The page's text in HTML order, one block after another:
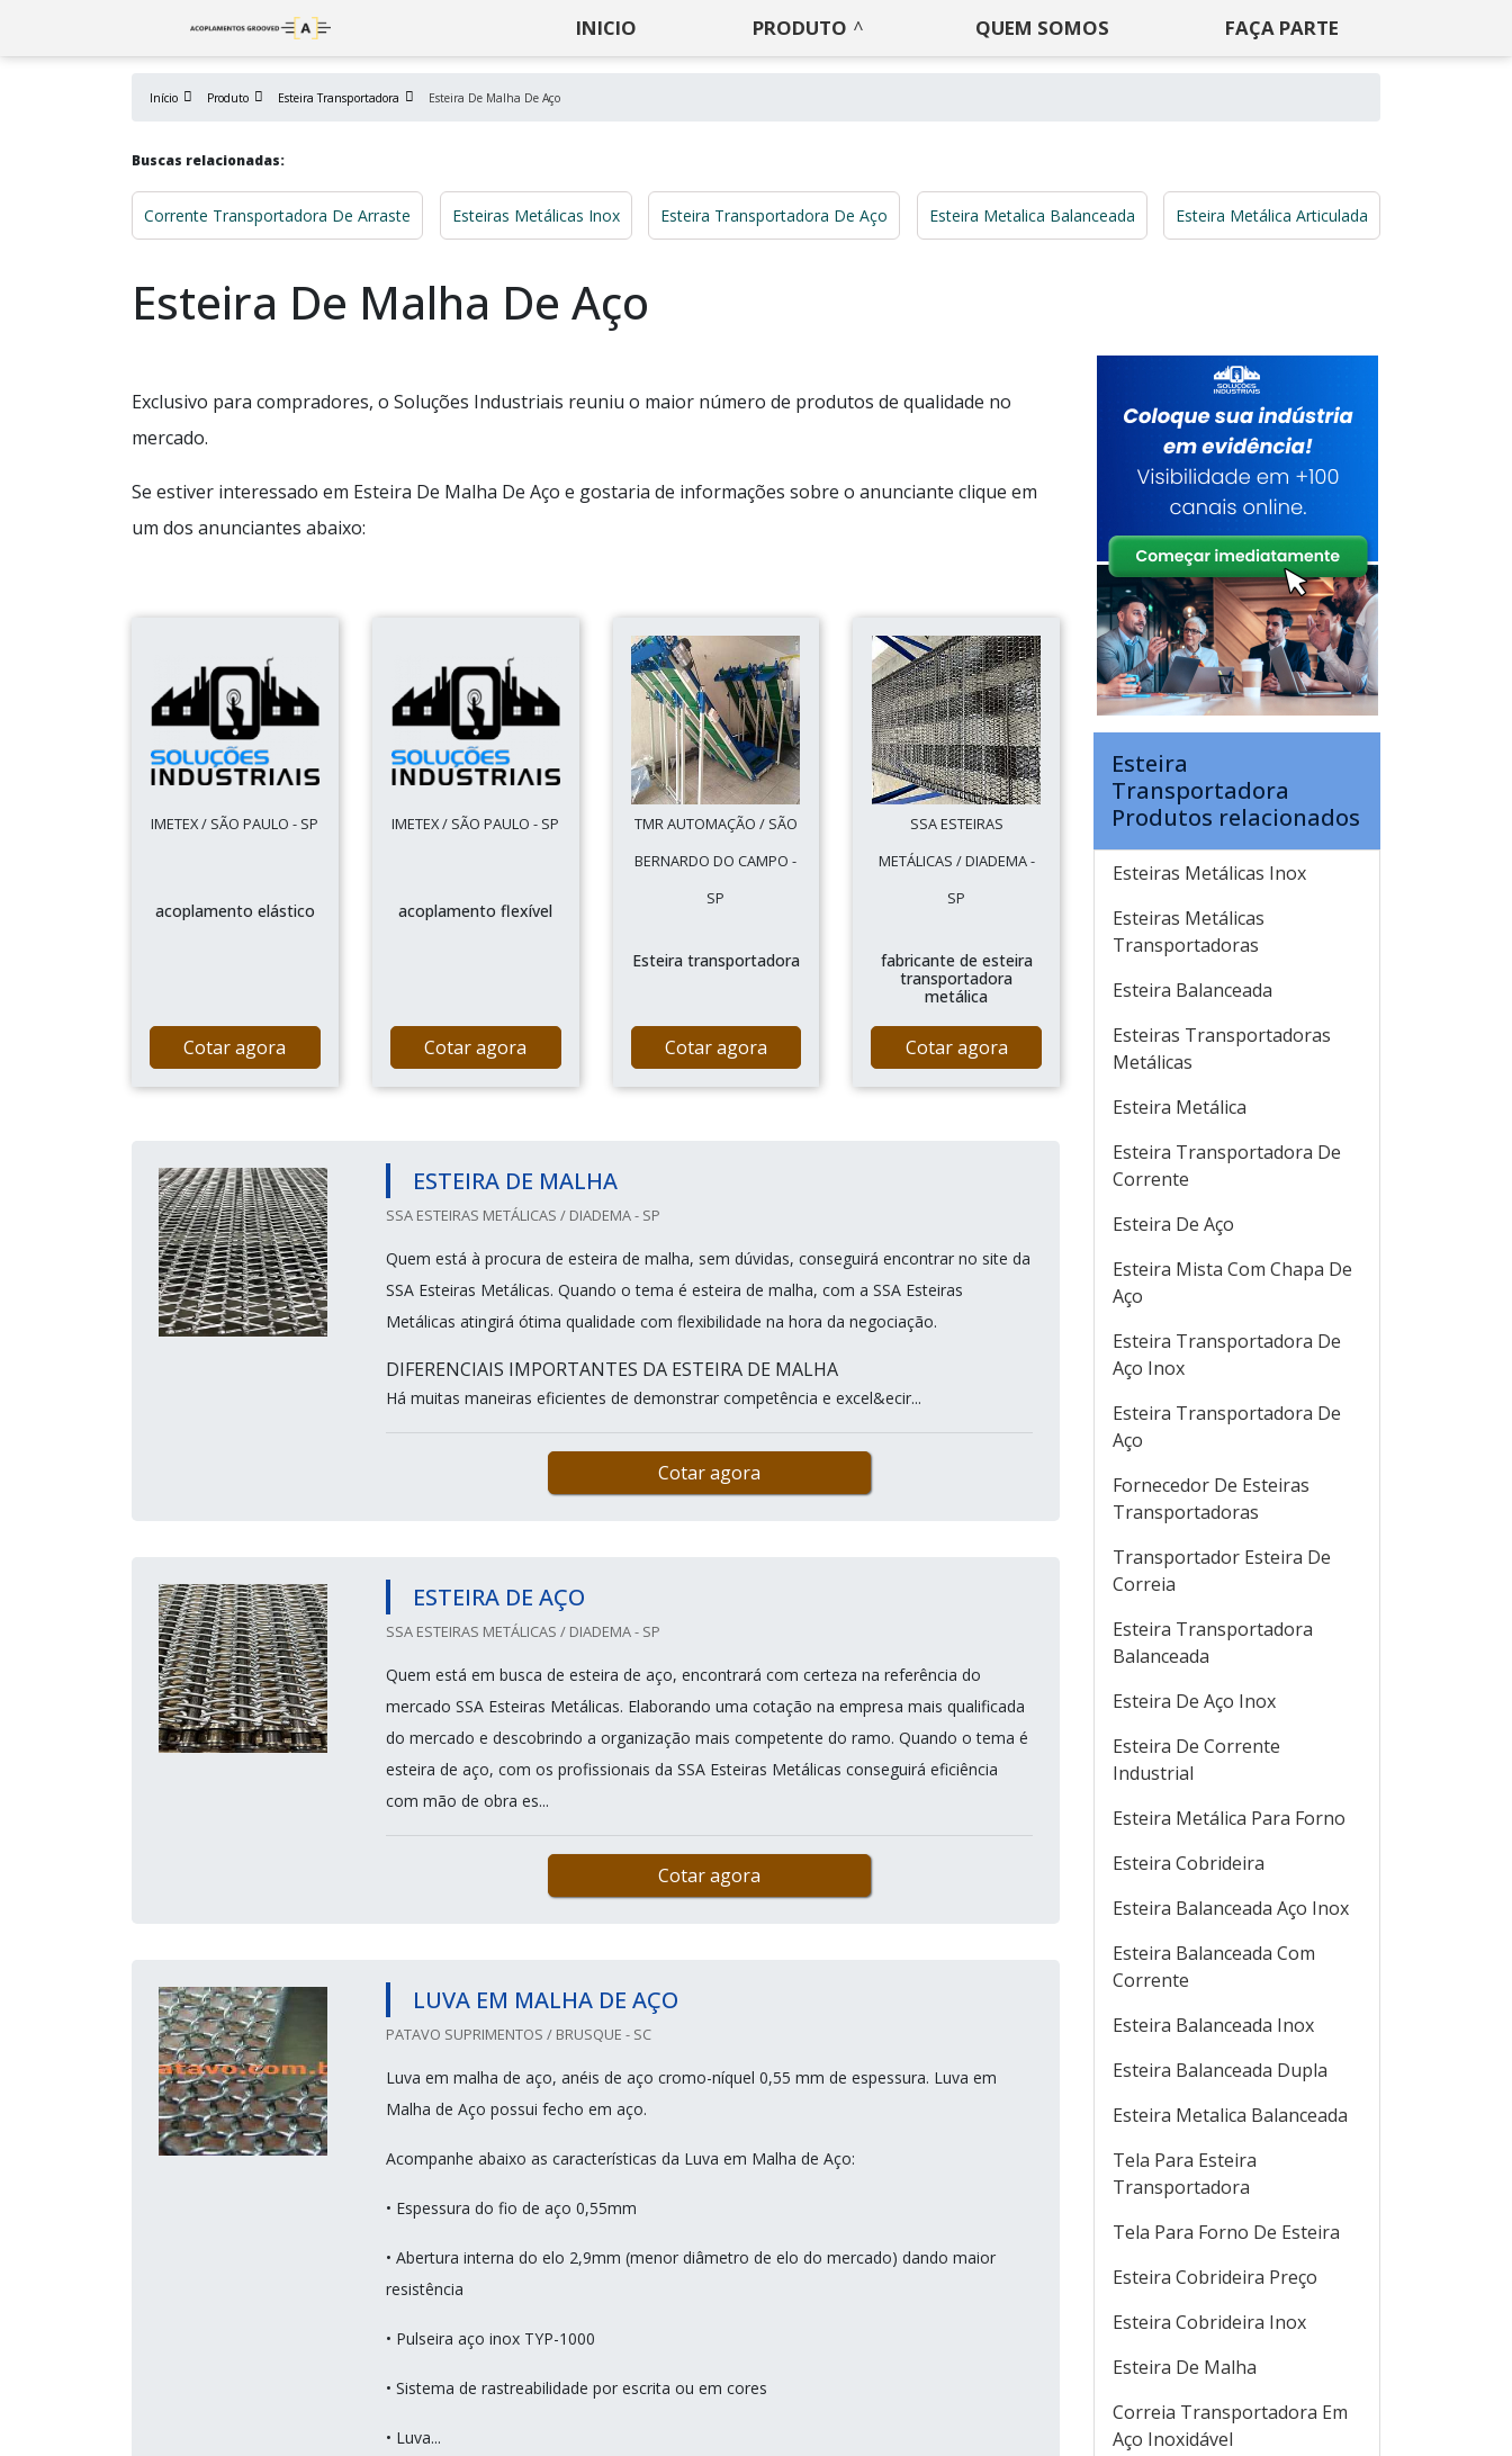
INICIO PRODUTO QUEM SOMOS FAÇA PARTE
Início Produto Esteira Transportadora Esteira De Malha De Aço
Buscas relacionadas:
Corrente Transportadora De Arraste Esteiras Metálicas Inox Esteira Transportadora De Aço Esteira Metalica Balanceada Esteira Metálica Articulada
Esteira De Malha De Aço
Exclusivo para compradores, o Soluções Industriais reuniu o maior número de produtos de qualidade no
mercado.
Se estiver interessado em Esteira De Malha De Aço e gostaria de informações sobre o anunciante clique em
um dos anunciantes abaixo:
IMETEX / SÃO PAULO - SP
acoplamento elástico
Cotar agora
IMETEX / SÃO PAULO - SP
acoplamento flexível
Cotar agora
TMR AUTOMAÇÃO / SÃO
BERNARDO DO CAMPO -
SP
Esteira transportadora
Cotar agora
SSA ESTEIRAS
METÁLICAS / DIADEMA -
SP
fabricante de esteira
transportadora
metálica
Cotar agora
ESTEIRA DE MALHA
SSA ESTEIRAS METÁLICAS / DIADEMA - SP
Quem está à procura de esteira de malha, sem dúvidas, conseguirá encontrar no site da
SSA Esteiras Metálicas. Quando o tema é esteira de malha, com a SSA Esteiras
Metálicas atingirá ótima qualidade com flexibilidade na hora da negociação.
DIFERENCIAIS IMPORTANTES DA ESTEIRA DE MALHA
Há muitas maneiras eficientes de demonstrar competência e excel&ecir...
Cotar agora
ESTEIRA DE AÇO
SSA ESTEIRAS METÁLICAS / DIADEMA - SP
Quem está em busca de esteira de aço, encontrará com certeza na referência do
mercado SSA Esteiras Metálicas. Elaborando uma cotação na empresa mais qualificada
do mercado e descobrindo a organização mais competente do ramo. Quando o tema é
esteira de aço, com os profissionais da SSA Esteiras Metálicas conseguirá eficiência
com mão de obra es...
Cotar agora
LUVA EM MALHA DE AÇO
PATAVO SUPRIMENTOS / BRUSQUE - SC
Luva em malha de aço, anéis de aço cromo-níquel 0,55 mm de espessura. Luva em
Malha de Aço possui fecho em aço.
Acompanhe abaixo as características da Luva em Malha de Aço:
• Espessura do fio de aço 0,55mm
• Abertura interna do elo 2,9mm (menor diâmetro de elo do mercado) dando maior
resistência
• Pulseira aço inox TYP-1000
• Sistema de rastreabilidade por escrita ou em cores
• Luva...
Esteira
Transportadora
Produtos relacionados
Esteiras Metálicas Inox
Esteiras Metálicas
Transportadoras
Esteira Balanceada
Esteiras Transportadoras
Metálicas
Esteira Metálica
Esteira Transportadora De
Corrente
Esteira De Aço
Esteira Mista Com Chapa De
Aço
Esteira Transportadora De
Aço Inox
Esteira Transportadora De
Aço
Fornecedor De Esteiras
Transportadoras
Transportador Esteira De
Correia
Esteira Transportadora
Balanceada
Esteira De Aço Inox
Esteira De Corrente
Industrial
Esteira Metálica Para Forno
Esteira Cobrideira
Esteira Balanceada Aço Inox
Esteira Balanceada Com
Corrente
Esteira Balanceada Inox
Esteira Balanceada Dupla
Esteira Metalica Balanceada
Tela Para Esteira
Transportadora
Tela Para Forno De Esteira
Esteira Cobrideira Preço
Esteira Cobrideira Inox
Esteira De Malha
Correia Transportadora Em
Aço Inoxidável